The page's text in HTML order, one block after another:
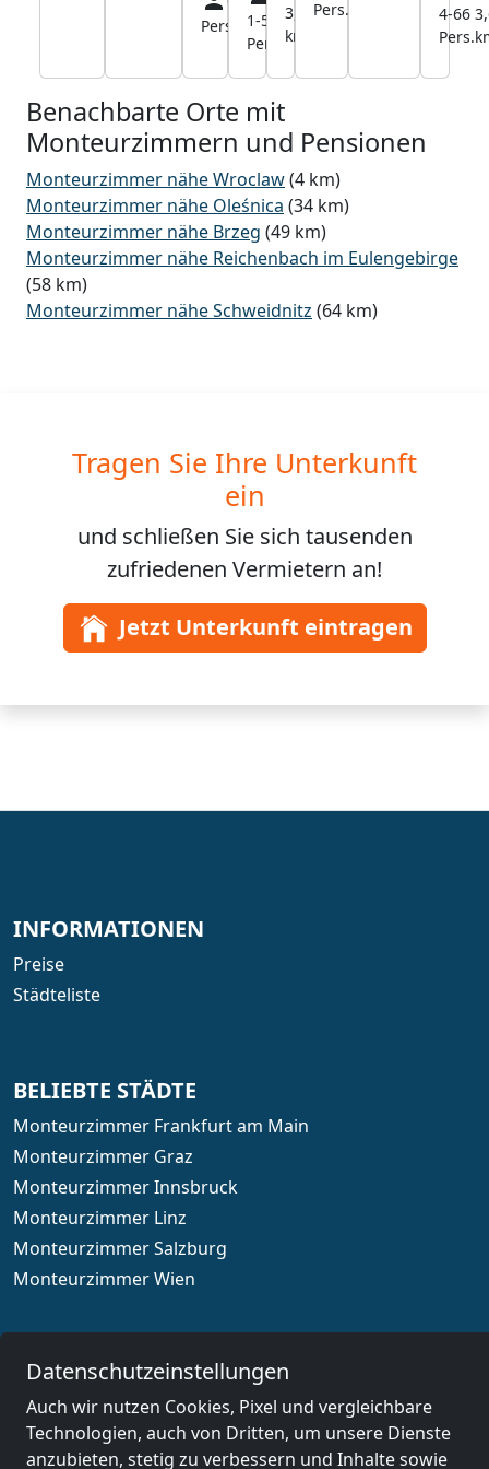
Pers.
1,1
km
1-50
Pers.
2,9
km
3,2
km
Pers.
4-66
Pers.
Benachbarte Orte mit
Monteurzimmern und Pensionen
Monteurzimmer nähe Wroclaw(4 km)
Monteurzimmer nähe Oleśnica (34 km)
Monteurzimmer nähe Brzeg (49 km)
Monteurzimmer nähe Reichenbach im Eulengebirge
(58 km)
Monteurzimmer nähe Schweidnitz (64 km)
Tragen Sie Ihre Unterkunft
ein
und schließen Sie sich tausenden
zufriedenen Vermietern an!
Jetzt Unterkunft eintragen
INFORMATIONEN
Preise
Städteliste
BELIEBTE STÄDTE
Monteurzimmer Frankfurt am Main
Monteurzimmer Graz
Monteurzimmer Innsbruck
Monteurzimmer Linz
Monteurzimmer Salzburg
Monteurzimmer Wien
Länderauswahl
© 2026 www.monteurzimmerguru.at
Datenschutzeinstellungen
Auch wir nutzen Cookies, Pixel und vergleichbare
Technologien, auch von Dritten, um unsere Dienste
anzubieten, stetig zu verbessern und Inhalte sowie